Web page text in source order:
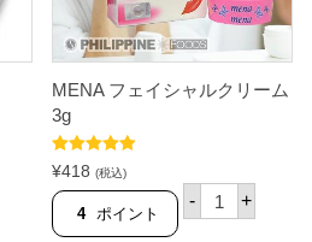
MENA フェイシャルクリーム
3g
5段階中5.00
の評価
¥418 (税込)
4 ポイント
- M
+